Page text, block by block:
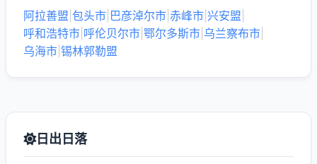
阿拉善盟 包头市 巴彦淖尔市 赤峰市 兴安盟
呼和浩特市 呼伦贝尔市 鄂尔多斯市 乌兰察布市
乌海市 锡林郭勒盟
日出日落